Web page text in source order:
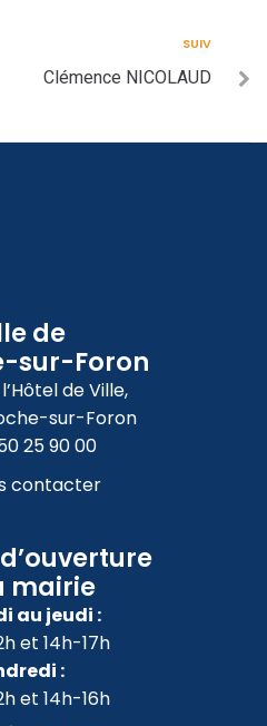
SUIV
Clémence NICOLAUD
de
sur-Foron
de Ville,
sur-Foron
25 90 00
contacter
mairie
au jeudi :
et 14h-17h
:
et 14h-16h